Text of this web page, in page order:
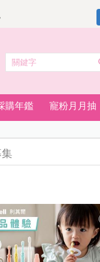
購年鑑 寵粉月月抽